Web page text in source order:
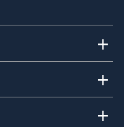
+
+
+